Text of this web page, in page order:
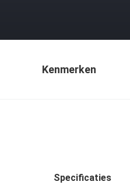
Kenmerken
Specificaties